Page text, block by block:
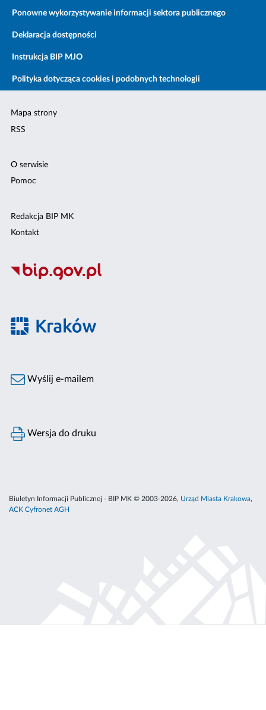
Ponowne wykorzystywanie informacji sektora publicznego
Deklaracja dostępności
Instrukcja BIP MJO
Polityka dotycząca cookies i podobnych technologii
Mapa strony
RSS
O serwisie
Pomoc
Redakcja BIP MK
Kontakt
Wyślij e-mailem
Wersja do druku
Biuletyn Informacji Publicznej - BIP MK © 2003-2026, Urząd Miasta Krakowa,
ACK Cyfronet AGH